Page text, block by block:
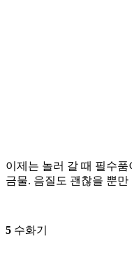
이제는 놀러 갈 때 필수
금물. 음질도 괜찮을 뿐
5 수화기